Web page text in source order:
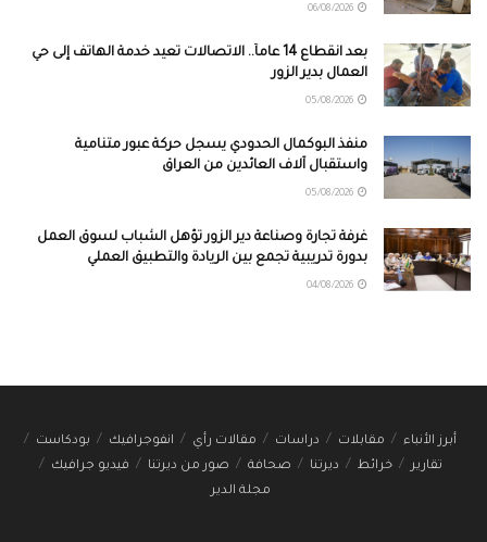
بعد انقطاع 14 عاماً.. الاتصالات تعيد خدمة الهاتف إلى حي
العمال بدير الزور
منفذ البوكمال الحدودي يسجل حركة عبور متنامية
واستقبال آلاف العائدين من العراق
غرفة تجارة وصناعة دير الزور تؤهل الشباب لسوق العمل
بدورة تدريبية تجمع بين الريادة والتطبيق العملي
أبرز الأنباء مقابلات دراسات مقالات رأي انفوجرافيك
بودكاست
تقارير
خرائط ديرتنا صحافة صور من ديرتنا
فيديو جرافيك
مجلة الدير